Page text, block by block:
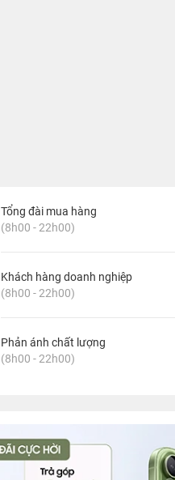
Tổng đài mua hàng
(8h00 - 22h00)
Khách hàng doanh nghiệp
(8h00 - 22h00)
Phản ánh chất lượng
(8h00 - 22h00)